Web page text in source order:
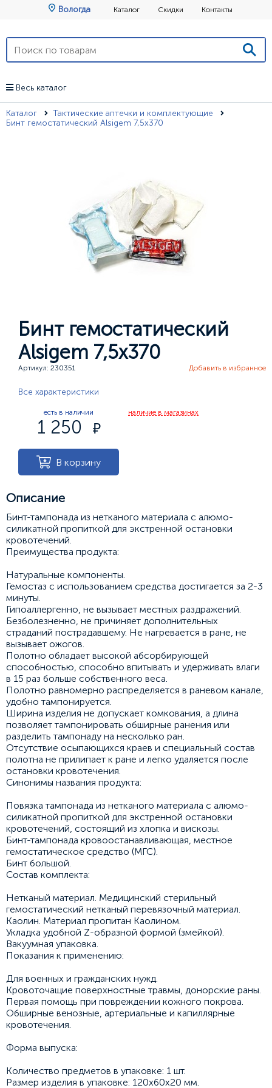
Вологда Каталог Скидки Контакты
Весь каталог
Каталог
Тактические аптечки и комплектующие
Бинт гемостатический Alsigem 7,5х370
Бинт гемостатический
Alsigem 7,5х370
Артикул: 230351 Добавить в избранное
Все характеристики
есть в наличии
1 250
В корзину
наличие в магазинах
Описание
Бинт-тампонада из нетканого материала с алюмо-
силикатной пропиткой для экстренной остановки
кровотечений.
Преимущества продукта:
Натуральные компоненты.
Гемостаз с использованием средства достигается за 2-3
минуты.
Гипоаллергенно, не вызывает местных раздражений.
Безболезненно, не причиняет дополнительных
страданий пострадавшему. Не нагревается в ране, не
вызывает ожогов.
Полотно обладает высокой абсорбирующей
способностью, способно впитывать и удерживать влаги
в 15 раз больше собственного веса.
Полотно равномерно распределяется в раневом канале,
удобно тампонируется.
Ширина изделия не допускает комкования, а длина
позволяет тампонировать обширные ранения или
разделить тампонаду на несколько ран.
Отсутствие осыпающихся краев и специальный состав
полотна не прилипает к ране и легко удаляется после
остановки кровотечения.
Синонимы названия продукта:
Повязка тампонада из нетканого материала с алюмо-
силикатной пропиткой для экстренной остановки
кровотечений, состоящий из хлопка и вискозы.
Бинт-тампонада кровоостанавливающая, местное
гемостатическое средство (МГС).
Бинт большой.
Состав комплекта:
Нетканый материал. Медицинский стерильный
гемостатический нетканый перевязочный материал.
Каолин. Материал пропитан Каолином.
Укладка удобной Z-образной формой (змейкой).
Вакуумная упаковка.
Показания к применению:
Для военных и гражданских нужд.
Кровоточащие поверхностные травмы, донорские раны.
Первая помощь при повреждении кожного покрова.
Обширные венозные, артериальные и капиллярные
кровотечения.
Форма выпуска:
Количество предметов в упаковке: 1 шт.
Размер изделия в упаковке: 120х60х20 мм.